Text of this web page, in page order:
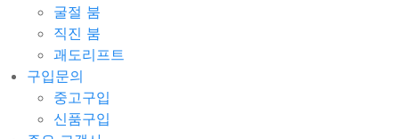
굴절 붐
직진 붐
괘도리프트
구입문의
중고구입
신품구입